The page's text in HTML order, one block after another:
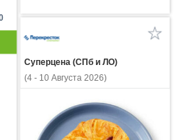
Суперцена (СПб и ЛО)
(4 - 10 Августа 2026)